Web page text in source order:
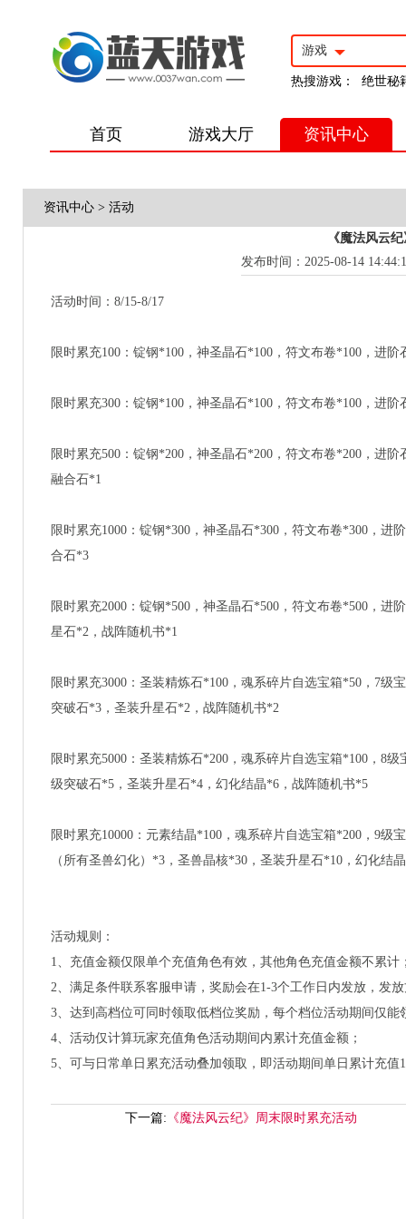
游戏
热搜游戏： 绝世秘
首页 游戏大厅 资讯中心
资讯中心 > 活动
《魔法风云
发布时间：2025-08-14
活动时间：8/15-8/17
限时累充100：锭钢*100，神圣晶石*100，符文布卷*100，进
限时累充300：锭钢*100，神圣晶石*100，符文布卷*100，进
限时累充500：锭钢*200，神圣晶石*200，符文布卷*200，进
融合石*1
限时累充1000：锭钢*300，神圣晶石*300，符文布卷*300，
合石*3
限时累充2000：锭钢*500，神圣晶石*500，符文布卷*500，
星石*2，战阵随机书*1
限时累充3000：圣装精炼石*100，魂系碎片自选宝箱*50，7
突破石*3，圣装升星石*2，战阵随机书*2
限时累充5000：圣装精炼石*200，魂系碎片自选宝箱*100，8
级突破石*5，圣装升星石*4，幻化结晶*6，战阵随机书*5
限时累充10000：元素结晶*100，魂系碎片自选宝箱*200，9
（所有圣兽幻化）*3，圣兽晶核*30，圣装升星石*10，幻化结
活动规则：
1、充值金额仅限单个充值角色有效，其他角色充值金额不累计
2、满足条件联系客服申请，奖励会在1-3个工作日内发放，发
3、达到高档位可同时领取低档位奖励，每个档位活动期间仅能
4、活动仅计算玩家充值角色活动期间内累计充值金额；
5、可与日常单日累充活动叠加领取，即活动期间单日累计充
下一篇: 《魔法风云纪》周末限时累充活动